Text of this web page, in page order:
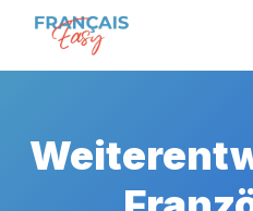
Skip to content